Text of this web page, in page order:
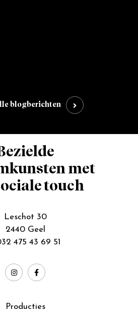
blogberichten
met
touch
Leschot 30
2440 Geel
475 43 69 51
Producties